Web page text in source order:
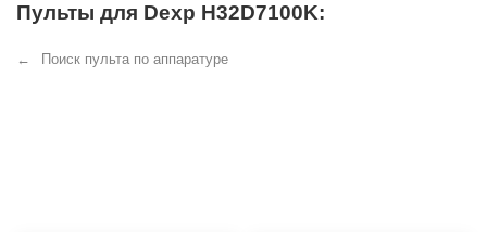
Пульты для Dexp H32D7100K:
Поиск пульта по аппаратуре